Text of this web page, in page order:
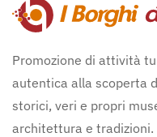
Promozione di attività
autentica alla scoperta
storici, veri e propri
architettura e tradizioni.